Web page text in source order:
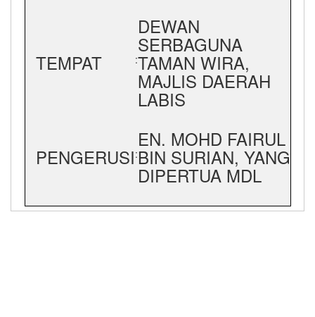
TEMPAT :
DEWAN
SERBAGUNA
TAMAN WIRA,
MAJLIS DAERAH
LABIS
PENGERUSI:
EN. MOHD FAIRUL
BIN SURIAN, YANG
DIPERTUA MDL